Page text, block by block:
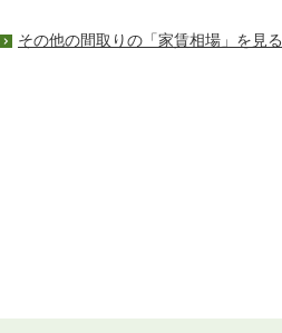
その他の間取りの「家賃相場」を見る